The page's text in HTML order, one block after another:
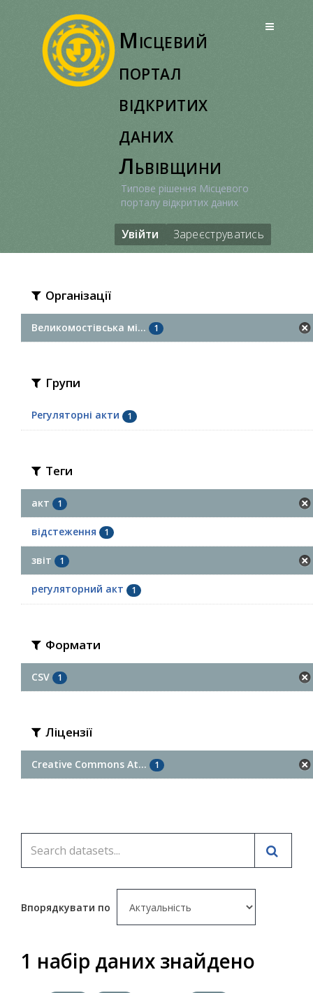
Місцевий
портал
відкритих
даних
Львівщини
Типове рішення Місцевого
порталу відкритих даних
Увійти Зареєструватись
Організації
Великомостівська мі... 1
Групи
Регуляторні акти 1
Теги
акт 1
відстеження 1
звіт 1
регуляторний акт 1
Формати
CSV 1
Ліцензії
Creative Commons At... 1
Впорядкувати по
1 набір даних знайдено